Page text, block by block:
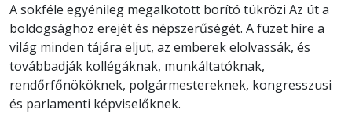
A sokféle egyénileg megalkotott borító tükrözi Az út a
boldogsághoz erejét és népszerűségét. A füzet híre a
világ minden tájára eljut, az emberek elolvassák, és
továbbadják kollégáknak, munkáltatóknak,
rendőrfőnököknek, polgármestereknek, kongresszusi
és parlamenti képviselőknek.